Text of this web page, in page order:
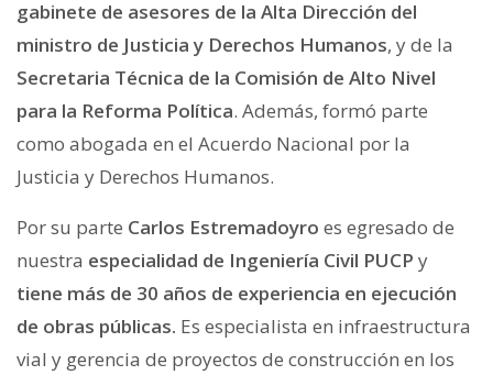
gabinete de asesores de la Alta Dirección del
ministro de Justicia y Derechos Humanos, y de la
Secretaria Técnica de la Comisión de Alto Nivel
para la Reforma Política. Además, formó parte
como abogada en el Acuerdo Nacional por la
Justicia y Derechos Humanos.
Por su parte Carlos Estremadoyro es egresado de
nuestra especialidad de Ingeniería Civil PUCP y
tiene más de 30 años de experiencia en ejecución
de obras públicas. Es especialista en infraestructura
vial y gerencia de proyectos de construcción en los